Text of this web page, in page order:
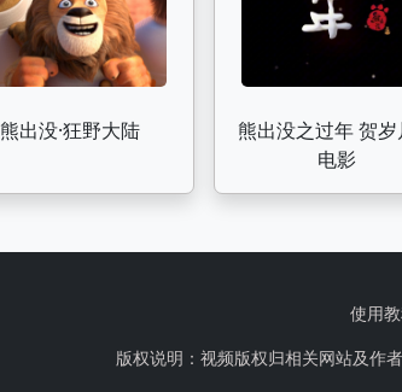
熊出没·狂野大陆
熊出没之过年 贺岁
电影
使用
版权说明：视频版权归相关网站及作